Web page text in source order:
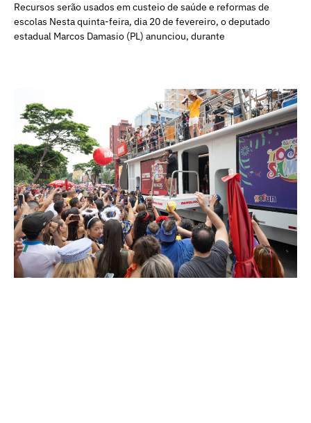
Recursos serão usados em custeio de saúde e reformas de
escolas Nesta quinta-feira, dia 20 de fevereiro, o deputado
estadual Marcos Damasio (PL) anunciou, durante